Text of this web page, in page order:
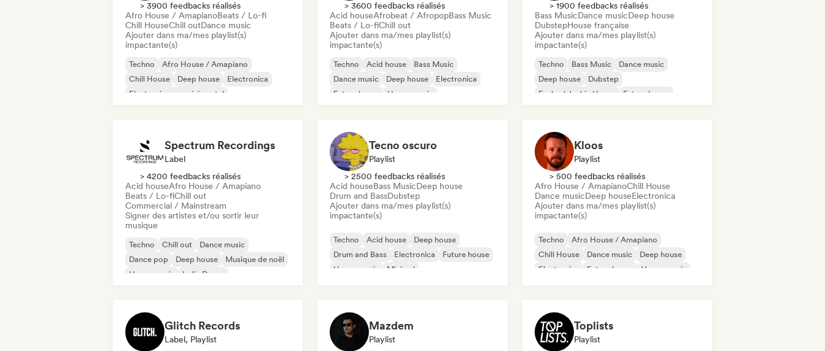
> 3900 feedbacks réalisés
Afro House / AmapianoBeats / Lo-fi
Chill HouseChill outDance music
Ajouter dans ma/mes playlist(s)
impactante(s)
Techno
Afro House / Amapiano
Chill House
Deep house
Electronica
Electronique expérimental
> 3600 feedbacks réalisés
Acid houseAfrobeat / AfropopBass Music
Beats / Lo-fiChill out
Ajouter dans ma/mes playlist(s)
impactante(s)
Techno Acid house
Bass Music
Dance music
Deep house
Electronica
Future house
House music
> 1900 feedbacks réalisés
Bass MusicDance musicDeep house
DubstepHouse française
Ajouter dans ma/mes playlist(s)
impactante(s)
Techno Bass Music
Dance music
Deep house
Dubstep
Funky / Jackin House
Future house
Spectrum Recordings
Label
> 4200 feedbacks réalisés
Acid houseAfro House / Amapiano
Beats / Lo-fiChill out
Commercial / Mainstream
Signer des artistes et/ou sortir leur
musique
Techno Chill out
Dance music
Dance pop
Deep house
Musique de noël
House music
Indie Dance
Tecno oscuro
Playlist
> 2500 feedbacks réalisés
Acid houseBass MusicDeep house
Drum and BassDubstep
Ajouter dans ma/mes playlist(s)
impactante(s)
Techno Acid house
Deep house
Drum and Bass
Electronica
Future house
House music
Minimal
Kloos
Playlist
> 500 feedbacks réalisés
Afro House / AmapianoChill House
Dance musicDeep houseElectronica
Ajouter dans ma/mes playlist(s)
impactante(s)
Techno
Afro House / Amapiano
Chill House
Dance music
Deep house
Electronica
Future house House music
Glitch Records
Label, Playlist
Mazdem
Playlist
Toplists
Playlist